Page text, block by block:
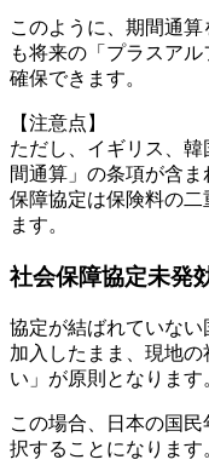
このように、期間通
も将来の「プラスア
確保できます。
【注意点】
ただし、イギリス、
間通算」の条項が含
保障協定は保険料の二
ます。
社会保障協定未発
協定が結ばれていな
加入したまま、現地
い」が原則となります
この場合、日本の国
択することになります